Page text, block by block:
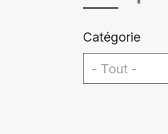
Catégorie